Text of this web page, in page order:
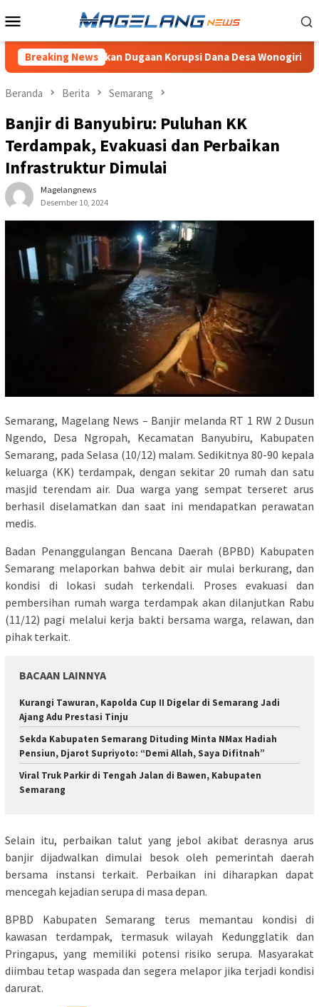
ke
Mobile
Breaking News
Dugaan Korupsi Dana Desa Wonogiri Blonjo
Beranda Berita Semarang
Banjir di Banyubiru: Puluhan KK
Terdampak, Evakuasi dan Perbaikan
Infrastruktur Dimulai
Magelangnews
Desember 10, 2024
Semarang, Magelang News – Banjir melanda RT 1 RW 2 Dusun
Ngendo, Desa Ngropah, Kecamatan Banyubiru, Kabupaten
Semarang, pada Selasa (10/12) malam. Sedikitnya 80-90 kepala
keluarga (KK) terdampak, dengan sekitar 20 rumah dan satu
masjid terendam air. Dua warga yang sempat terseret arus
berhasil diselamatkan dan saat ini mendapatkan perawatan
medis.
Badan Penanggulangan Bencana Daerah (BPBD) Kabupaten
Semarang melaporkan bahwa debit air mulai berkurang, dan
kondisi di lokasi sudah terkendali. Proses evakuasi dan
pembersihan rumah warga terdampak akan dilanjutkan Rabu
(11/12) pagi melalui kerja bakti bersama warga, relawan, dan
pihak terkait.
BACAAN LAINNYA
Kurangi Tawuran, Kapolda Cup II Digelar di Semarang Jadi
Ajang Adu Prestasi Tinju
Sekda Kabupaten Semarang Dituding Minta NMax Hadiah
Pensiun, Djarot Supriyoto: “Demi Allah, Saya Difitnah”
Viral Truk Parkir di Tengah Jalan di Bawen, Kabupaten
Semarang
Selain itu, perbaikan talut yang jebol akibat derasnya arus
banjir dijadwalkan dimulai besok oleh pemerintah daerah
bersama instansi terkait. Perbaikan ini diharapkan dapat
mencegah kejadian serupa di masa depan.
BPBD Kabupaten Semarang terus memantau kondisi di
kawasan terdampak, termasuk wilayah Kedungglatik dan
Pringapus, yang memiliki potensi risiko serupa. Masyarakat
diimbau tetap waspada dan segera melapor jika terjadi kondisi
darurat.